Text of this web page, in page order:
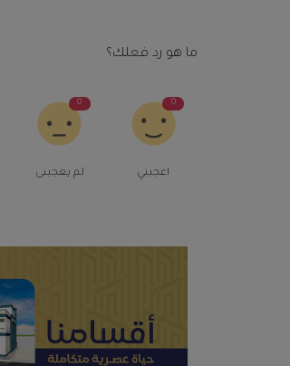
ما هو رد فعلك؟
0
اعجبني
0
لم يعجبنى